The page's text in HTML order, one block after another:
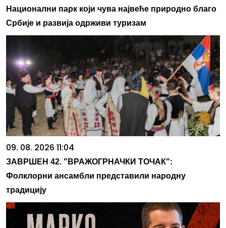
Национални парк који чува највеће природно благо
Србије и развија одрживи туризам
09. 08. 2026 11:04
ЗАВРШЕН 42. "ВРАЖОГРНАЧКИ ТОЧАК":
Фолклорни ансамбли представили народну
традицију